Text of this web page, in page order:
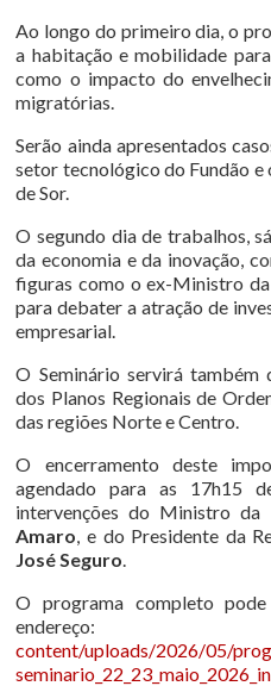
Ao longo do primeiro dia, o
a habitação e mobilidade
como o impacto do
migratórias.
Serão ainda apresentados
setor tecnológico do Fundão
de Sor.
O segundo dia de trabalhos,
da economia e da inovação,
figuras como o ex-Ministro da
para debater a atração de
empresarial.
O Seminário servirá também
dos Planos Regionais de
das regiões Norte e Centro.
O encerramento deste
agendado para as 17h15
intervenções do Ministro da
Amaro, e do Presidente da
José Seguro.
O programa completo
content/uploads/2026/05/